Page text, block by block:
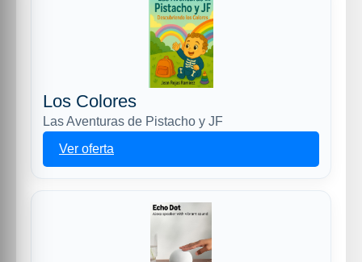
Los Colores
Las Aventuras de Pistacho y JF
Ver oferta